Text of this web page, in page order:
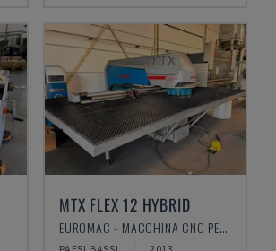
MTX FLEX 12 HYBRID
EUROMAC - MACCHINA CNC PER PUNZONATURA